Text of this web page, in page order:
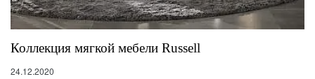
Коллекция мягкой мебели Russell
24.12.2020